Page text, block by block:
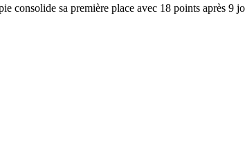
consolide sa première place avec 18 points après 9